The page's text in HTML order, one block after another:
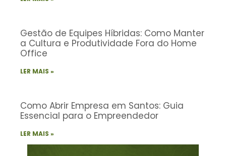
Gestão de Equipes Híbridas: Como Manter
a Cultura e Produtividade Fora do Home
Office
LER MAIS »
Como Abrir Empresa em Santos: Guia
Essencial para o Empreendedor
LER MAIS »